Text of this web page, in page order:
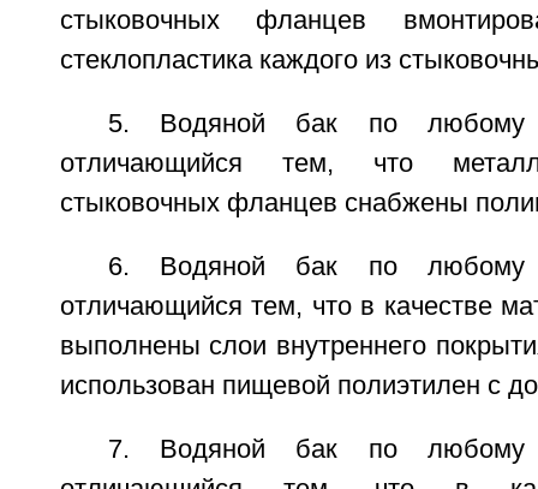
стыковочных фланцев
стеклопластика каждого из
5. Водяной бак по
отличающийся тем, что
стыковочных фланцев снабжены
6. Водяной бак по
отличающийся тем, что в качестве
выполнены слои внутреннего
использован пищевой полиэтилен с
7. Водяной бак по